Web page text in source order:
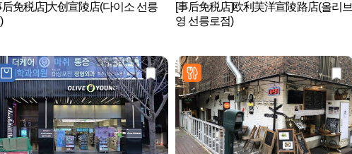
后免税店]大创宣陵店(다이소 선릉
[事后免税店]欧利芙洋宣陵路店(올리브
영 선릉로점)